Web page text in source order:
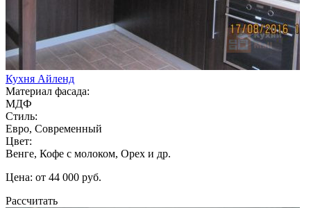
Кухня Айленд
Материал фасада:
МДФ
Стиль:
Евро, Современный
Цвет:
Венге, Кофе с молоком, Орех и др.
Цена: от 44 000 руб.
Рассчитать